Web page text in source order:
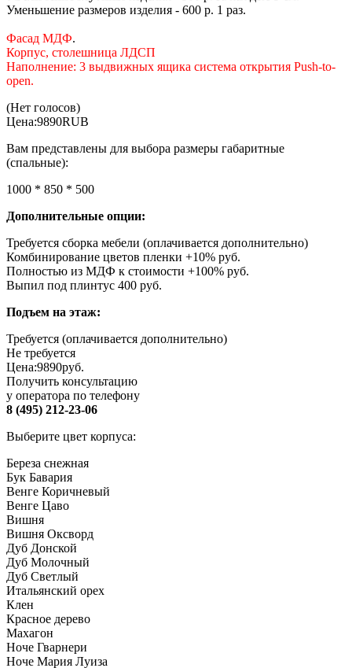
Уменьшение размеров изделия - 600 р. 1 раз.
Фасад МДФ.
Корпус, столешница ЛДСП
Наполнение: 3 выдвижных ящика система открытия Push-to-
open.
(Нет голосов)
Цена:9890RUB
Вам представлены для выбора размеры габаритные
(спальные):
1000 * 850 * 500
Дополнительные опции:
Требуется сборка мебели (оплачивается дополнительно)
Комбинирование цветов пленки +10% руб.
Полностью из МДФ к стоимости +100% руб.
Выпил под плинтус 400 руб.
Подъем на этаж:
Требуется (оплачивается дополнительно)
Не требуется
Цена:9890руб.
Получить консультацию
у оператора по телефону
8 (495) 212-23-06
Выберите цвет корпуса:
Береза снежная
Бук Бавария
Венге Коричневый
Венге Цаво
Вишня
Вишня Оксворд
Дуб Донской
Дуб Молочный
Дуб Светлый
Итальянский орех
Клен
Красное дерево
Махагон
Ноче Гварнери
Ноче Мария Луиза